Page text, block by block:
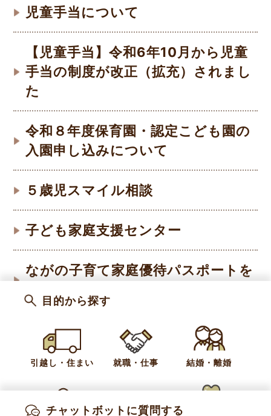
児童手当について
【児童手当】令和6年10月から児童
手当の制度が改正（拡充）されまし
た
令和８年度保育園・認定こども園の
入園申し込みについて
５歳児スマイル相談
子ども家庭支援センター
ながの子育て家庭優待パスポートを
国民健康保険税における産前産後期
間の保険税軽減措置について
子育て支援ショートステイ事業
目的から探す
引越し・住まい 就職・仕事 結婚・離婚
チャットボットに質問する